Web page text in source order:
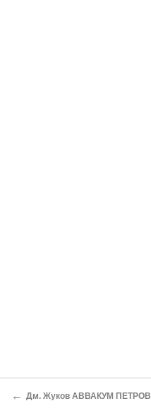
← Дм. Жуков АВВАКУМ ПЕТРОВ